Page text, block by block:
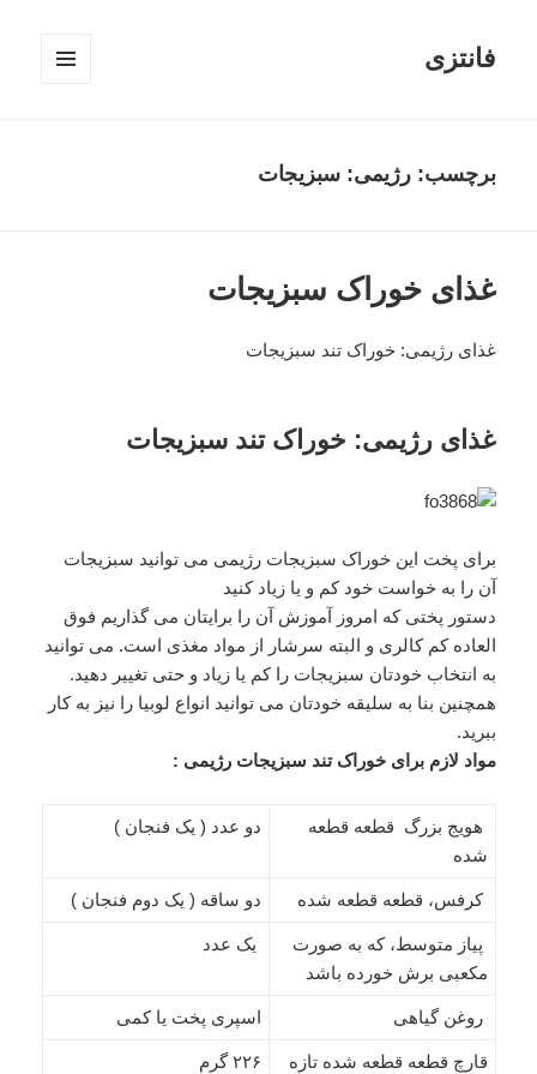
فانتزی
برچسب: رژیمی: سبزیجات
غذای خوراک سبزیجات
غذای رژیمی: خوراک تند سبزیجات
غذای رژیمی: خوراک تند سبزیجات
برای پخت این خوراک سبزیجات رژیمی می توانید سبزیجات
آن را به خواست خود کم و یا زیاد کنید
دستور پختی که امروز آموزش آن را برایتان می گذاریم فوق
العاده کم کالری و البته سرشار از مواد مغذی است. می توانید
به انتخاب خودتان سبزیجات را کم یا زیاد و حتی تغییر دهید.
همچنین بنا به سلیقه خودتان می توانید انواع لوبیا را نیز به کار
ببرید.
مواد لازم برای خوراک تند سبزیجات رژیمی :
هویج بزرگ قطعه قطعه
شده
دو عدد ( یک فنجان )
کرفس، قطعه قطعه شده دو ساقه ( یک دوم فنجان )
پیاز متوسط، که به صورت
مکعبی برش خورده باشد
یک عدد
روغن گیاهی اسپری پخت یا کمی
قارچ قطعه قطعه شده تازه ۲۲۶ گرم